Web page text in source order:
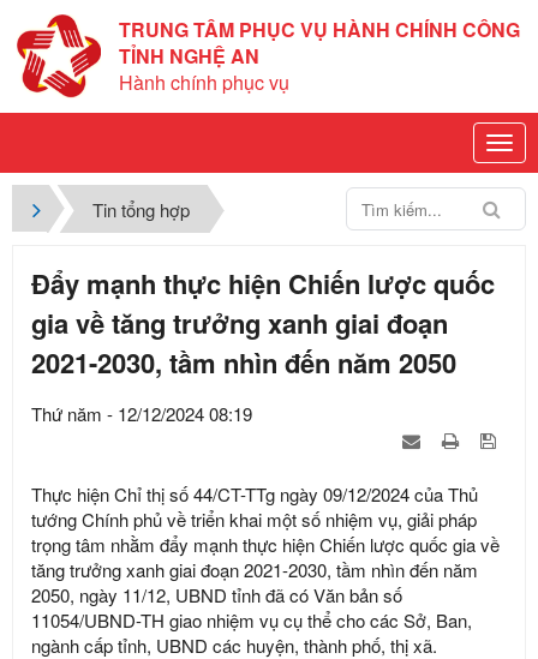
TRUNG TÂM PHỤC VỤ HÀNH CHÍNH CÔNG
TỈNH NGHỆ AN
Hành chính phục vụ
Tin tổng hợp
Đẩy mạnh thực hiện Chiến lược quốc
gia về tăng trưởng xanh giai đoạn
2021-2030, tầm nhìn đến năm 2050
Thứ năm - 12/12/2024 08:19
Thực hiện Chỉ thị số 44/CT-TTg ngày 09/12/2024 của Thủ
tướng Chính phủ về triển khai một số nhiệm vụ, giải pháp
trọng tâm nhằm đẩy mạnh thực hiện Chiến lược quốc gia về
tăng trưởng xanh giai đoạn 2021-2030, tầm nhìn đến năm
2050, ngày 11/12, UBND tỉnh đã có Văn bản số
11054/UBND-TH giao nhiệm vụ cụ thể cho các Sở, Ban,
ngành cấp tỉnh, UBND các huyện, thành phố, thị xã.